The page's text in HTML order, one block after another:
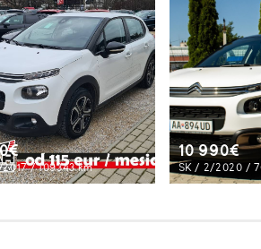
/ 109343 km
10 990€
SK / 2/2020 /